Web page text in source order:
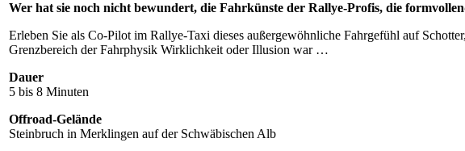
Wer hat sie noch nicht bewundert, die Fahrkünste der Rallye-Profis, die
Erleben Sie als Co-Pilot im Rallye-Taxi dieses außergewöhnliche Fahrgefühl auf
Grenzbereich der Fahrphysik Wirklichkeit oder Illusion war …
Dauer
5 bis 8 Minuten
Offroad-Gelände
Steinbruch in Merklingen auf der Schwäbischen Alb